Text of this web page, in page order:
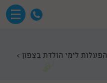
הפעלות לימי הולדת בצפון